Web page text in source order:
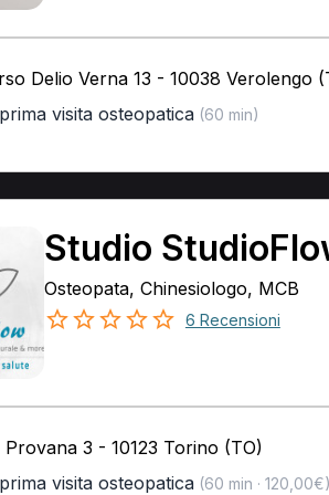
Delio Verna 13 - 10038 Verolengo
prima visita osteopatica(60 min)
Studio
Osteopata, Chinesiologo, MCB
6 Recensioni
Provana 3 - 10123 Torino (TO)
prima visita osteopatica(60 min · 120,00€)